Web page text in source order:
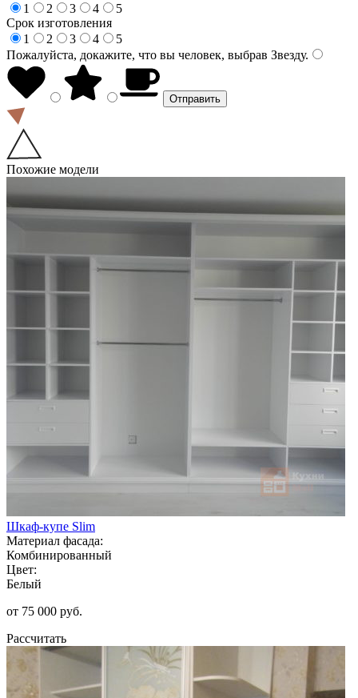
1
2 3 4
5
Срок изготовления
1
2 3 4
5
Пожалуйста, докажите, что вы человек, выбрав Звезду.
Похожие модели
Шкаф-купе Slim
Материал фасада:
Комбинированный
Цвет:
Белый
от 75 000 руб.
Рассчитать